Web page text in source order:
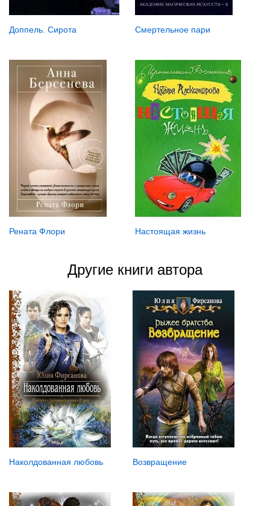
Доппель. Сирота Смертельное пари
Рената Флори Настоящая жизнь
Другие книги автора
Наколдованная любовь Возвращение